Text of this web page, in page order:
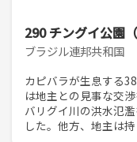
290 チングイ公園
ブラジル連邦共和国
カピバラが生息する
は地主との見事な交
バリグイ川の洪水氾
した。他方、地主は